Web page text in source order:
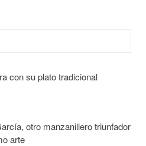
con su plato tradicional
otro manzanillero triunfador
arte